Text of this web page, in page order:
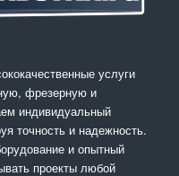
услуги
фрезерную и
индивидуальный
точность и надежность.
и опытный
проекты любой